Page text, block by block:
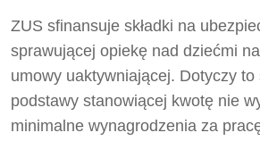
ZUS sfinansuje składki na
sprawującej opiekę nad dziećmi
umowy uaktywniającej. Dotyczy to
podstawy stanowiącej kwotę nie
minimalne wynagrodzenia za